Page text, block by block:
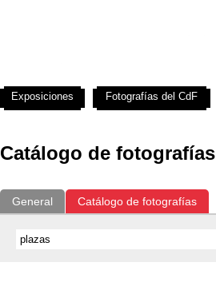
Catálogo de fotografías
General Catálogo de fotografías
Exposiciones Fotografías del CdF